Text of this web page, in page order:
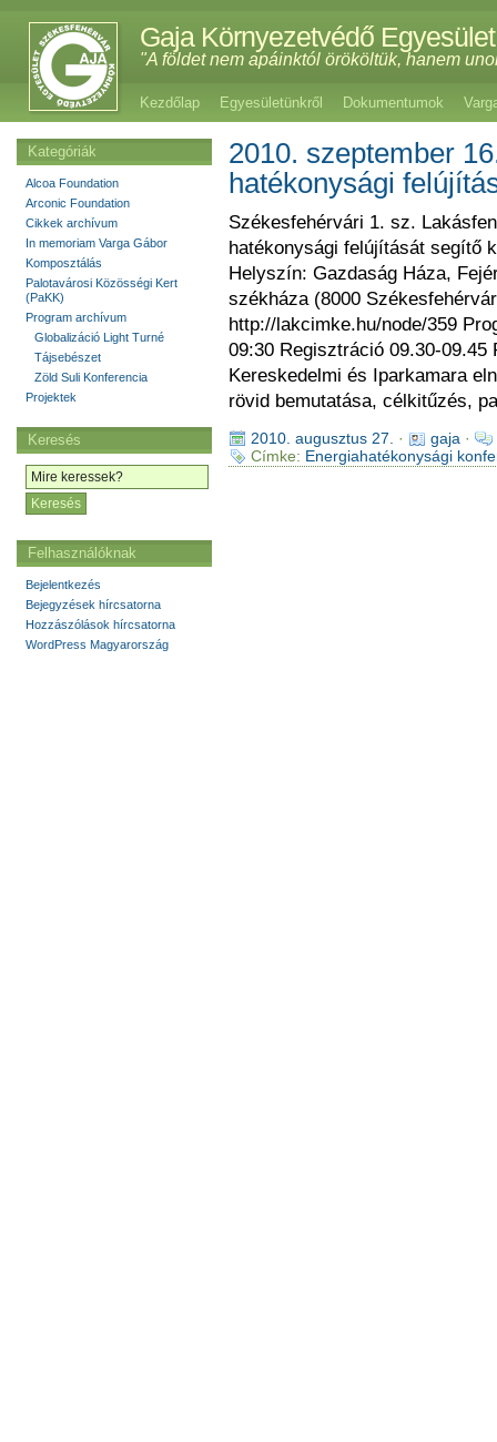
Gaja Környezetvédő Egyesület
"A földet nem apáinktól örököltük, hanem
Kezdőlap Egyesületünkről Dokumentumok
2010. szeptember
hatékonysági
Székesfehérvári 1. sz.
hatékonysági felújítását segítő
Helyszín: Gazdaság Háza,
székháza (8000
http://lakcimke.hu/node/359
09:30 Regisztráció 09.30-
Kereskedelmi és Iparkamara
rövid bemutatása, célkitűzés,
2010. augusztus 27. · gaja ·
Címke: Energiahatékonysági
Kategóriák
Alcoa Foundation
Arconic Foundation
Cikkek archívum
In memoriam Varga Gábor
Komposztálás
Palotavárosi Közösségi Kert
(PaKK)
Program archívum
Globalizáció Light Turné
Tájsebészet
Zöld Suli Konferencia
Projektek
Keresés
Felhasználóknak
Bejelentkezés
Bejegyzések hírcsatorna
Hozzászólások hírcsatorna
WordPress Magyarország